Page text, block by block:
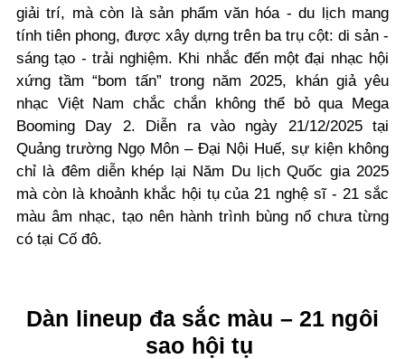
giải trí, mà còn là sản phẩm văn hóa - du lịch mang
tính tiên phong, được xây dựng trên ba trụ cột: di sản -
sáng tạo - trải nghiệm. Khi nhắc đến một đại nhạc hội
xứng tầm “bom tấn” trong năm 2025, khán giả yêu
nhạc Việt Nam chắc chắn không thể bỏ qua Mega
Booming Day 2. Diễn ra vào ngày 21/12/2025 tại
Quảng trường Ngọ Môn – Đại Nội Huế, sự kiện không
chỉ là đêm diễn khép lại Năm Du lịch Quốc gia 2025
mà còn là khoảnh khắc hội tụ của 21 nghệ sĩ - 21 sắc
màu âm nhạc, tạo nên hành trình bùng nổ chưa từng
có tại Cố đô.
Dàn lineup đa sắc màu – 21 ngôi
sao hội tụ